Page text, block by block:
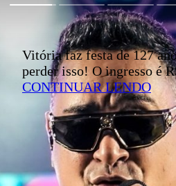
Vitória faz festa de 127
perder isso! O ingresso é
CONTINUAR LENDO